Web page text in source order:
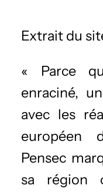
Extrait du
« Parce
enraciné,
avec les
européen
Pensec
sa région